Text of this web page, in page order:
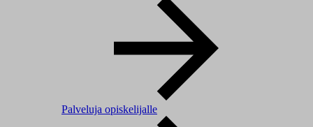
Palveluja opiskelijalle